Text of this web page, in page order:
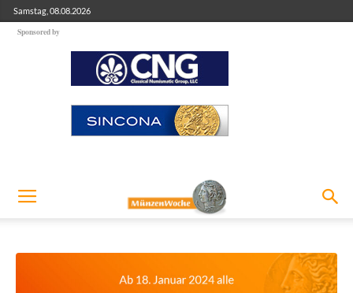
Samstag, 08.08.2026
Sponsored by